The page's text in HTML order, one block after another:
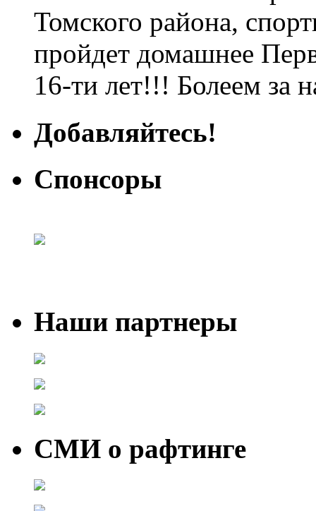
Томского района,
пройдет домашнее
16-ти лет!!! Болеем за
Добавляйтесь!
Спонсоры
Наши партнеры
СМИ о рафтинге